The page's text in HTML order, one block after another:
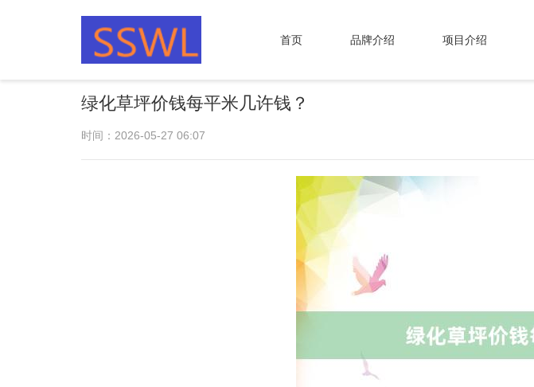
首页 品牌介绍 项目介绍
绿化草坪价钱每平米几许钱？
时间：2026-05-27 06:07